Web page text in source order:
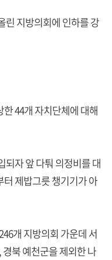
린 지방의회에 인하를 강
44개 자치단체에 대해
되자 앞 다퉈 의정비를 대
제밥그릇 챙기기가 아
개 지방의회 가운데 서
북 예천군을 제외한 나